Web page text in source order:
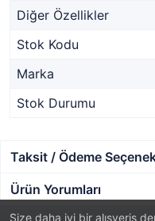
Size daha iyi bir alışveriş
Diğer Özellikler
Stok Kodu
Marka
Stok Durumu
Taksit / Ödeme
Ürün Yorumları